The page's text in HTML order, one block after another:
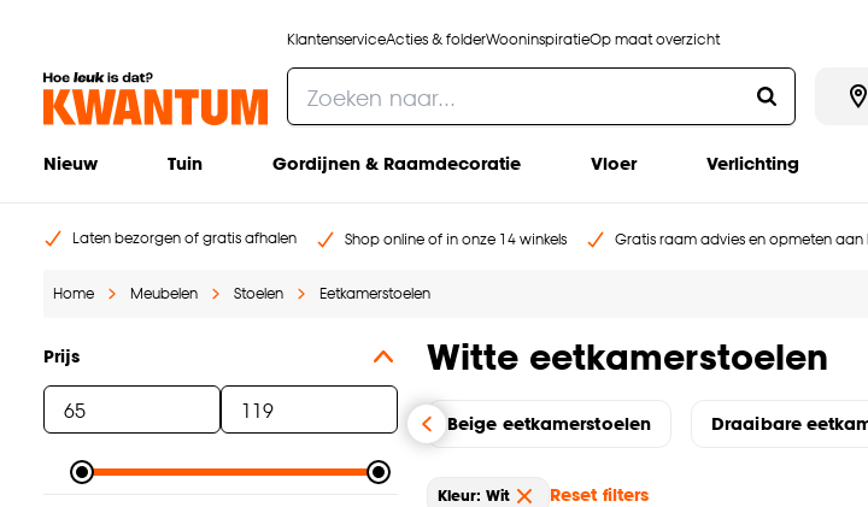
KlantenserviceActies & folderWooninspiratieOp maat overzicht
Nieuw Tuin Gordijnen & Raamdecoratie Vloer Verlichting
Laten bezorgen of gratis afhalen Shop online of in onze 14 winkels Gratis raam advies en opmeten aan
Home Meubelen Stoelen Eetkamerstoelen
Prijs Witte eetkamerstoelen
Beige eetkamerstoelen Draaibare
Kleur: Wit Reset filters